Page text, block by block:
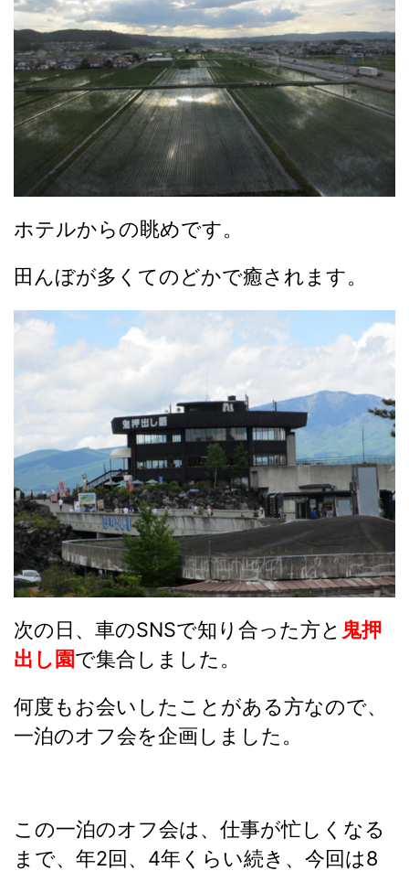
ホテルからの眺めです。
田んぼが多くてのどかで癒されます。
次の日、車のSNSで知り合った方と 鬼押
出し園で集合しました。
何度もお会いしたことがある方なので、
一泊のオフ会を企画しました。
この一泊のオフ会は、仕事が忙しくなる
まで、年2回、4年くらい続き、今回は8